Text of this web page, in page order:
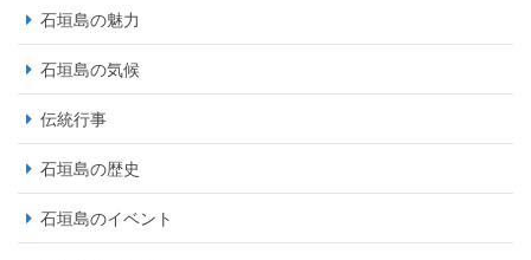
石垣島の魅力
石垣島の気候
伝統行事
石垣島の歴史
石垣島のイベント